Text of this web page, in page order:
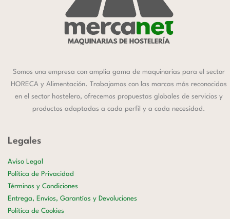
Somos una empresa con amplia gama de maquinarias para el sector
HORECA y Alimentación. Trabajamos con las marcas más reconocidas
en el sector hostelero, ofrecemos propuestas globales de servicios y
productos adaptadas a cada perfil y a cada necesidad.
Legales
Aviso Legal
Política de Privacidad
Términos y Condiciones
Entrega, Envíos, Garantías y Devoluciones
Política de Cookies